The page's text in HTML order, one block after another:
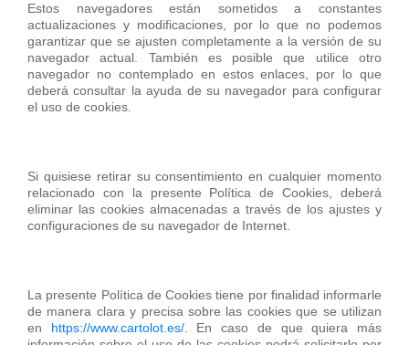
Estos navegadores están sometidos a constantes
actualizaciones y modificaciones, por lo que no podemos
garantizar que se ajusten completamente a la versión de su
navegador actual. También es posible que utilice otro
navegador no contemplado en estos enlaces, por lo que
deberá consultar la ayuda de su navegador para configurar
el uso de cookies.
Si quisiese retirar su consentimiento en cualquier momento
relacionado con la presente Política de Cookies, deberá
eliminar las cookies almacenadas a través de los ajustes y
configuraciones de su navegador de Internet.
La presente Política de Cookies tiene por finalidad informarle
de manera clara y precisa sobre las cookies que se utilizan
en https://www.cartolot.es/. En caso de que quiera más